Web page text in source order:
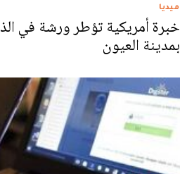
ميديا
خبرة أمريكية تؤطر ورشة في
بمدينة العيون